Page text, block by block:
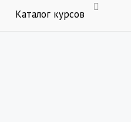
Каталог курсов